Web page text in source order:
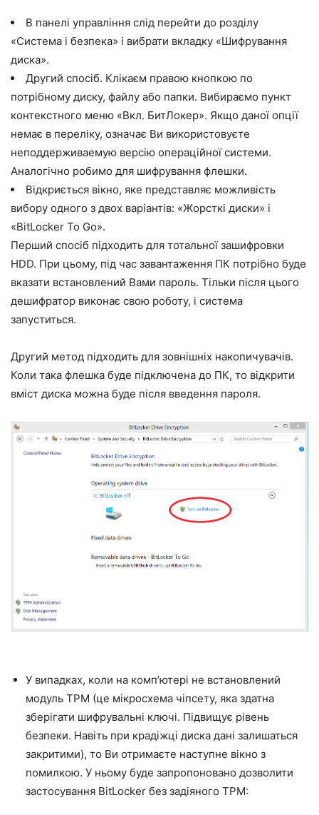
В панелі управління слід перейти до розділу
«Система і безпека» і вибрати вкладку «Шифрування
диска».
Другий спосіб. Клікаєм правою кнопкою по
потрібному диску, файлу або папки. Вибираємо пункт
контекстного меню «Вкл. БитЛокер». Якщо даної опції
немає в переліку, означає Ви використовуєте
неподдерживаемую версію операційної системи.
Аналогічно робимо для шифрування флешки.
Відкриється вікно, яке представляє можливість
вибору одного з двох варіантів: «Жорсткі диски» і
«BitLocker To Go».
Перший спосіб підходить для тотальної зашифровки
HDD. При цьому, під час завантаження ПК потрібно буде
вказати встановлений Вами пароль. Тільки після цього
дешифратор виконає свою роботу, і система
запуститься.
Другий метод підходить для зовнішніх накопичувачів.
Коли така флешка буде підключена до ПК, то відкрити
вміст диска можна буде після введення пароля.
У випадках, коли на комп’ютері не встановлений
модуль TPM (це мікросхема чіпсету, яка здатна
зберігати шифрувальні ключі. Підвищує рівень
безпеки. Навіть при крадіжці диска дані залишаться
закритими), то Ви отримаєте наступне вікно з
помилкою. У ньому буде запропоновано дозволити
застосування BitLocker без задіяного TPM: